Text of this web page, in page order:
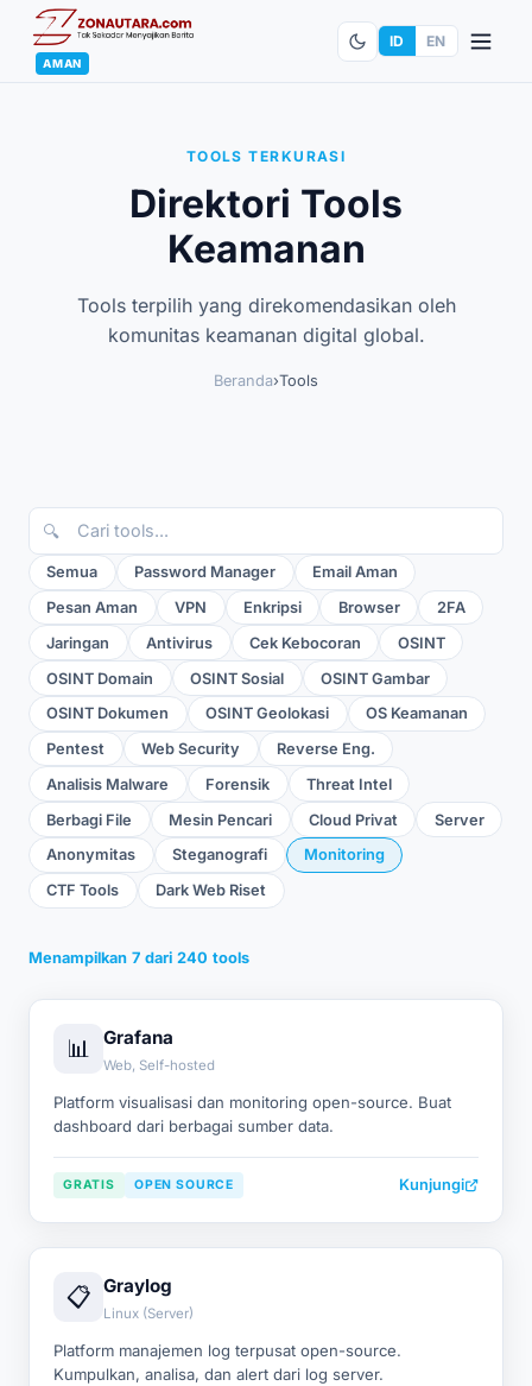
AMAN
ID EN
TOOLS TERKURASI
Direktori Tools
Keamanan
Tools terpilih yang direkomendasikan oleh
komunitas keamanan digital global.
Beranda›Tools
🔍
Semua Password Manager
Email Aman
Pesan Aman
VPN Enkripsi Browser
2FA
Jaringan
Antivirus Cek Kebocoran
OSINT
OSINT Domain
OSINT Sosial
OSINT Gambar
OSINT Dokumen
OSINT Geolokasi
OS Keamanan
Pentest
Web Security
Reverse Eng.
Analisis Malware
Forensik
Threat Intel
Berbagi File
Mesin Pencari Cloud Privat
Server
Anonymitas
Steganografi
Monitoring
CTF Tools
Dark Web Riset
Menampilkan 7 dari 240 tools
📊 Grafana
Web, Self-hosted
Platform visualisasi dan monitoring open-source. Buat
dashboard dari berbagai sumber data.
GRATIS OPEN SOURCE Kunjungi
📋 Graylog
Linux (Server)
Platform manajemen log terpusat open-source.
Kumpulkan, analisa, dan alert dari log server.